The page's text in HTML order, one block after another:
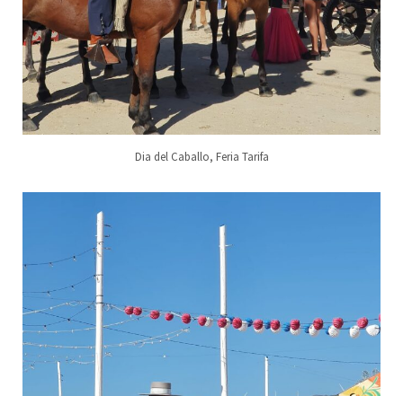
Dia del Caballo, Feria Tarifa